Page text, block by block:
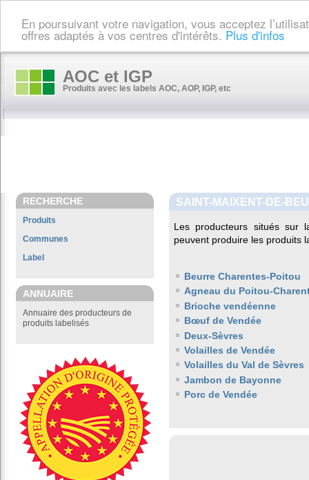
En poursuivant votre navigation, vous acceptez
offres adaptés à vos centres d'intérêts. Plus d'infos
AOC et IGP
Produits avec les labels AOC, AOP, IGP, etc
RECHERCHE
Produits
Communes
Label
ANNUAIRE
Annuaire des producteurs de
produits labelisés
SAINT-MAIXENT-DE-
Les producteurs situés sur
peuvent produire les produits
Beurre Charentes-Poitou
Agneau du Poitou-
Brioche vendéenne
Bœuf de Vendée
Deux-Sèvres
Volailles de Vendée
Volailles du Val de Sèvres
Jambon de Bayonne
Porc de Vendée